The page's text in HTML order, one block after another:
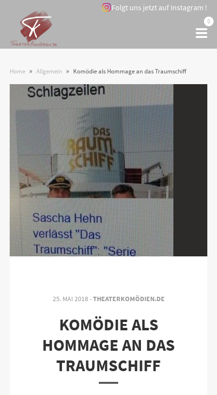
Folgt uns jetzt auf Instagram !
0
Home » Allgemein » Komödie als Hommage an das Traumschiff
25. MAI 2018 -THEATERKOMÖDIEN.DE
KOMÖDIE ALS
HOMMAGE AN DAS
TRAUMSCHIFF